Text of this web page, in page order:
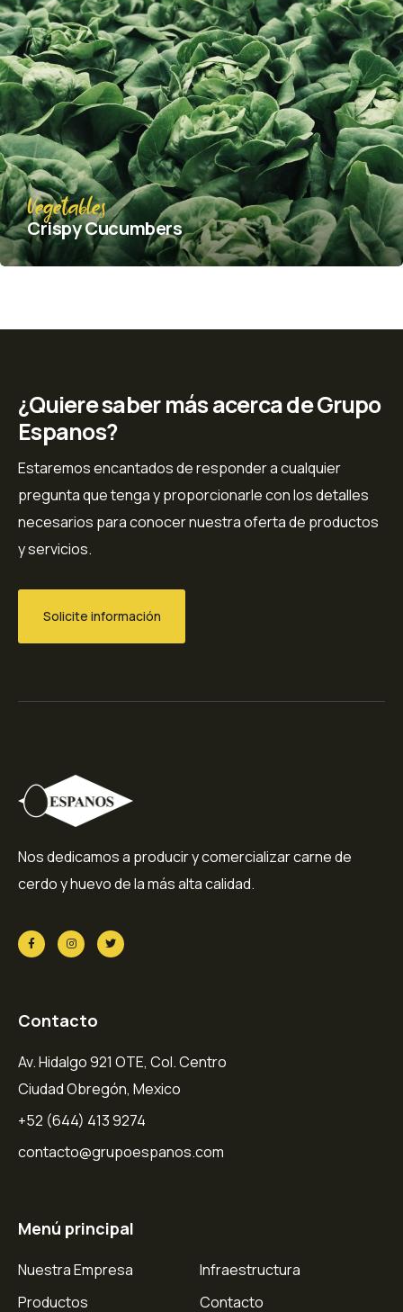
Vegetables
Crispy Сucumbers
¿Quiere saber más acerca de Grupo
Espanos?
Estaremos encantados de responder a cualquier
pregunta que tenga y proporcionarle con los detalles
necesarios para conocer nuestra oferta de productos
y servicios.
Solicite información
Nos dedicamos a producir y comercializar carne de
cerdo y huevo de la más alta calidad.
Contacto
Av. Hidalgo 921 OTE, Col. Centro
Ciudad Obregón, Mexico
+52 (644) 413 9274
contacto@grupoespanos.com
Menú principal
Nuestra Empresa
Productos
Infraestructura
Contacto